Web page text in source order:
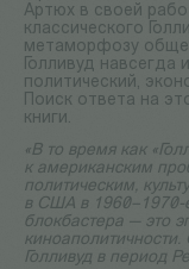
Артюх в своей
классического
метаморфозу
Голливуд навсегда
политический,
Поиск ответа на
книги.
«В то время как
к американским
политическим,
в США в 1960–1970-
блокбастера — это
Голливуд в период